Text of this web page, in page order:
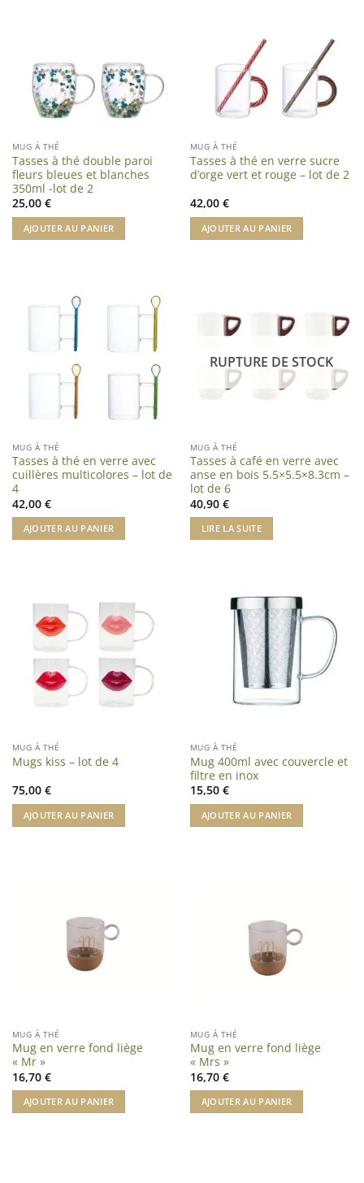
MUG À THÉ
Tasses à thé double paroi
fleurs bleues et blanches
350ml -lot de 2
25,00 €
AJOUTER AU PANIER
MUG À THÉ
Tasses à thé en verre sucre
d’orge vert et rouge – lot de 2
42,00 €
AJOUTER AU PANIER
MUG À THÉ
Tasses à thé en verre avec
cuillères multicolores – lot de
4
42,00 €
AJOUTER AU PANIER
RUPTURE DE STOCK
MUG À THÉ
Tasses à café en verre avec
anse en bois 5.5×5.5×8.3cm –
lot de 6
40,90 €
LIRE LA SUITE
MUG À THÉ
Mugs kiss – lot de 4
75,00 €
AJOUTER AU PANIER
MUG À THÉ
Mug 400ml avec couvercle et
filtre en inox
15,50 €
AJOUTER AU PANIER
MUG À THÉ
Mug en verre fond liège
« Mr »
16,70 €
AJOUTER AU PANIER
MUG À THÉ
Mug en verre fond liège
« Mrs »
16,70 €
AJOUTER AU PANIER